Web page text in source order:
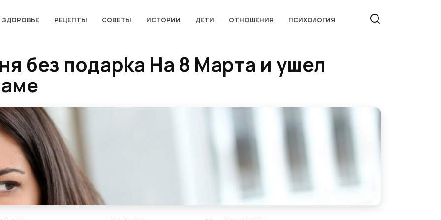
ЗДОРОВЬЕ РЕЦЕПТЫ СОВЕТЫ ИСТОРИИ ДЕТИ ОТНОШЕНИЯ ПСИХОЛОГИЯ
без подapka Ha 8 Марта и yшeл